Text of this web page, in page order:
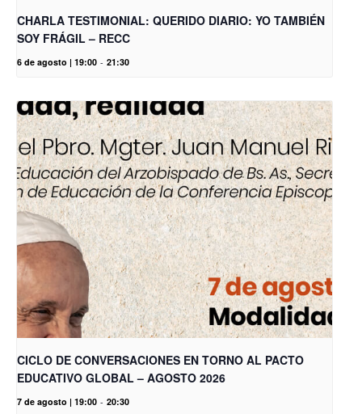
CHARLA TESTIMONIAL: QUERIDO DIARIO: YO TAMBIÉN
SOY FRÁGIL – RECC
6 de agosto | 19:00 - 21:30
CICLO DE CONVERSACIONES EN TORNO AL PACTO
EDUCATIVO GLOBAL – AGOSTO 2026
7 de agosto | 19:00 - 20:30